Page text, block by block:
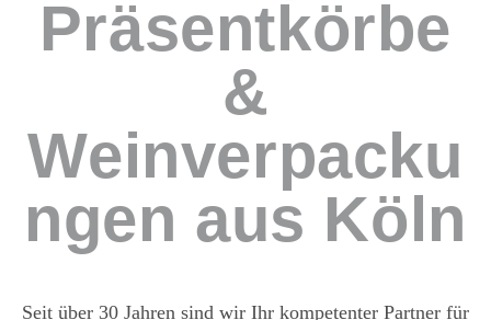
Präsentkörbe
&
Weinverpacku
ngen aus Köln
Seit über 30 Jahren sind wir Ihr kompetenter Partner für